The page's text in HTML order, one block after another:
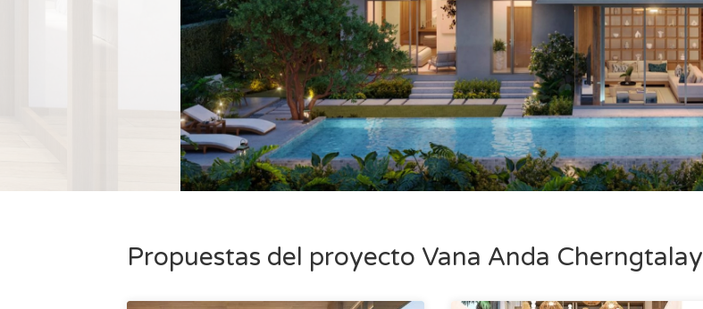
Propuestas del proyecto Vana Anda Cherngtalay